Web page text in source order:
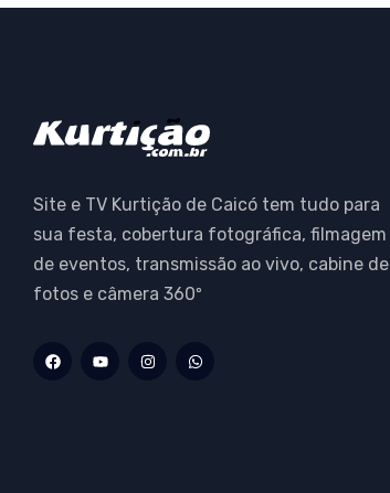
Site e TV Kurtição de Caicó tem tudo para
sua festa, cobertura fotográfica, filmagem
de eventos, transmissão ao vivo, cabine de
fotos e câmera 360º